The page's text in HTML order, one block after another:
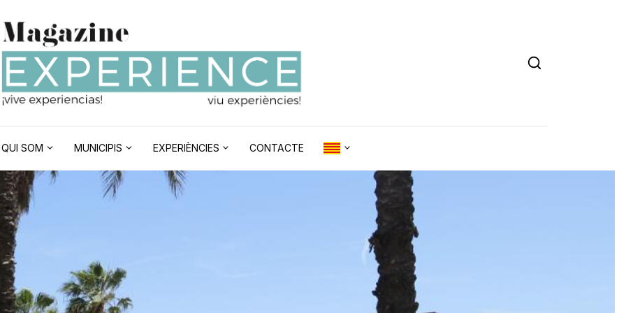
QUI SOM MUNICIPIS EXPERIÈNCIES CONTACTE